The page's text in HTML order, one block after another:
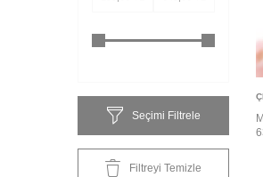
Seçimi Filtrele
Filtreyi Temizle